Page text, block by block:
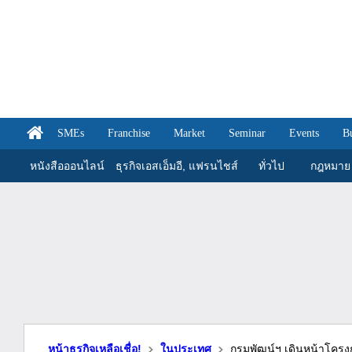
SMEs Franchise Market Seminar Events
หนังสือออนไลน์ ธุรกิจเอสเอ็มอี, แฟรนไชส์ ทั่วไป กฎหมาย
หน้าธุรกิจเหลือเชื่อ! ในประเทศ กรมพัฒน์ฯ เดินหน้าโครง